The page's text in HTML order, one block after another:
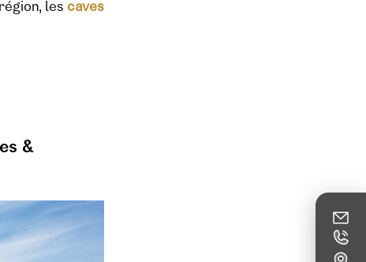
les caves
&